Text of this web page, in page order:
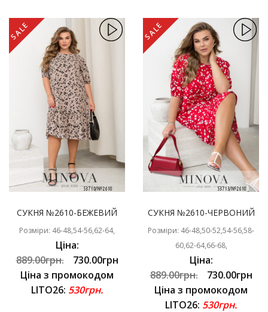
SALE
СУКНЯ №2610-БЕЖЕВИЙ
Розміри: 46-48,54-56,62-64,
Ціна:
889.00грн.
730.00грн
Ціна з промокодом
LITO26: 530грн.
SALE
СУКНЯ №2610-ЧЕРВОНИЙ
Розміри: 46-48,50-52,54-56,58-
60,62-64,66-68,
Ціна:
889.00грн.
730.00грн
Ціна з промокодом
LITO26: 530грн.